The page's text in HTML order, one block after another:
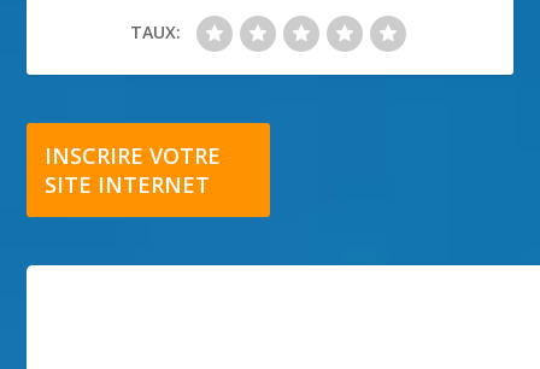
TAUX:
INSCRIRE VOTRE
SITE INTERNET